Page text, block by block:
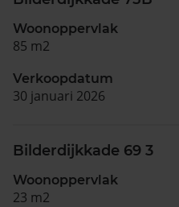
Woonoppervlak
85 m2
Verkoopdatum
30 januari 2026
Bilderdijkkade 69 3
Woonoppervlak
23 m2